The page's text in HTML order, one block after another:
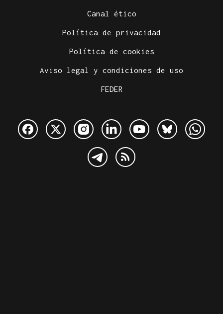
Canal ético
Política de privacidad
Política de cookies
Aviso legal y condiciones de uso
FEDER